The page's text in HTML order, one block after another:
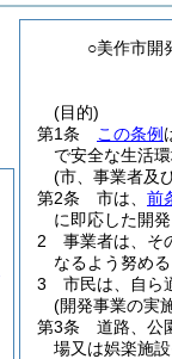
○美作市開
(目的)
第1条
この条例
で安全な生活
(市、事業者及
第2条
市は、 前
に即応した開
2
事業者は、そ
なるよう努め
3
市民は、自ら
(開発事業の実
第3条
道路、公
場又は娯楽施